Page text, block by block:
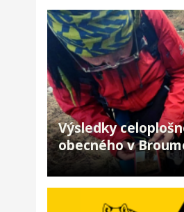
Výsledky
obecného v